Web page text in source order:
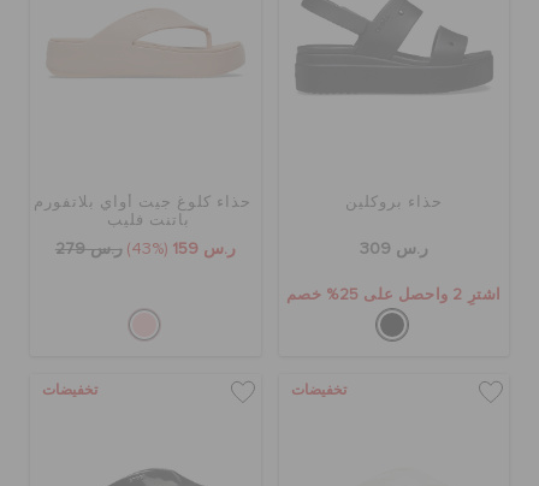
حذاء بروكلين
ر.س 309
اشترِ 2 واحصل على 25% خصم
حذاء كلوغ جيت أواي بلاتفورم
باتنت فليب
ر.س 159 (43%) ر.س 279
تخفيضات تخفيضات